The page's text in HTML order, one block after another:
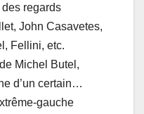
regards
John Casavetes,
Fellini, etc.
Michel Butel,
d’un certain…
gauche